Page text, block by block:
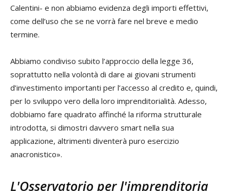
Calentini- e non abbiamo evidenza degli importi effettivi,
come dell’uso che se ne vorrà fare nel breve e medio
termine.
Abbiamo condiviso subito l’approccio della legge 36,
soprattutto nella volontà di dare ai giovani strumenti
d’investimento importanti per l’accesso al credito e, quindi,
per lo sviluppo vero della loro imprenditorialità. Adesso,
dobbiamo fare quadrato affinché la riforma strutturale
introdotta, si dimostri davvero smart nella sua
applicazione, altrimenti diventerà puro esercizio
anacronistico».
L'Osservatorio per l'imprenditoria